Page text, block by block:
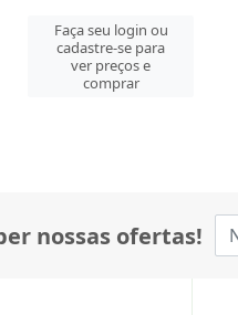
Faça seu login ou
cadastre-se para
ver preços e
comprar
nossas ofertas!